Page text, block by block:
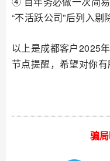
“不活跃公司”后列入剔
以上是成都客户2025
节点提醒，希望对你有
骗